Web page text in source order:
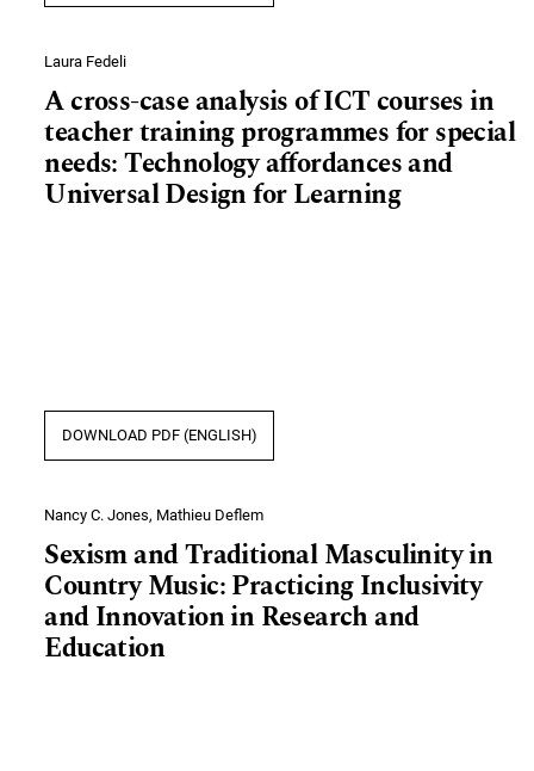
Laura Fedeli
A cross-case analysis of ICT courses in
teacher training programmes for special
needs: Technology affordances and
Universal Design for Learning
DOWNLOAD PDF (ENGLISH)
Nancy C. Jones, Mathieu Deflem
Sexism and Traditional Masculinity in
Country Music: Practicing Inclusivity
and Innovation in Research and
Education